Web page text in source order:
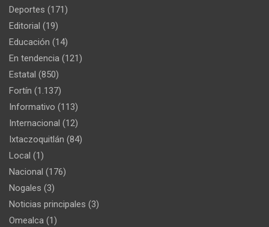
Deportes (171)
Editorial (19)
Educación (14)
En tendencia (121)
Estatal (850)
Fortín (1.137)
Informativo (113)
Internacional (12)
Ixtaczoquitlán (84)
Local (1)
Nacional (176)
Nogales (3)
Noticias principales (3)
Omealca (1)